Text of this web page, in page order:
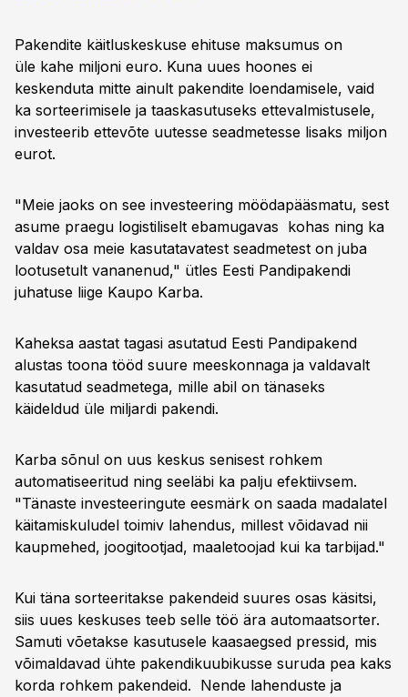
Pakendite käitluskeskuse ehituse maksumus on
üle kahe miljoni euro. Kuna uues hoones ei
keskenduta mitte ainult pakendite loendamisele, vaid
ka sorteerimisele ja taaskasutuseks ettevalmistusele,
investeerib ettevõte uutesse seadmetesse lisaks miljon
eurot.
"Meie jaoks on see investeering möödapääsmatu, sest
asume praegu logistiliselt ebamugavas kohas ning ka
valdav osa meie kasutatavatest seadmetest on juba
lootusetult vananenud," ütles Eesti Pandipakendi
juhatuse liige Kaupo Karba.
Kaheksa aastat tagasi asutatud Eesti Pandipakend
alustas toona tööd suure meeskonnaga ja valdavalt
kasutatud seadmetega, mille abil on tänaseks
käideldud üle miljardi pakendi.
Karba sõnul on uus keskus senisest rohkem
automatiseeritud ning seeläbi ka palju efektiivsem.
"Tänaste investeeringute eesmärk on saada madalatel
käitamiskuludel toimiv lahendus, millest võidavad nii
kaupmehed, joogitootjad, maaletoojad kui ka tarbijad."
Kui täna sorteeritakse pakendeid suures osas käsitsi,
siis uues keskuses teeb selle töö ära automaatsorter.
Samuti võetakse kasutusele kaasaegsed pressid, mis
võimaldavad ühte pakendikuubikusse suruda pea kaks
korda rohkem pakendeid. Nende lahenduste ja